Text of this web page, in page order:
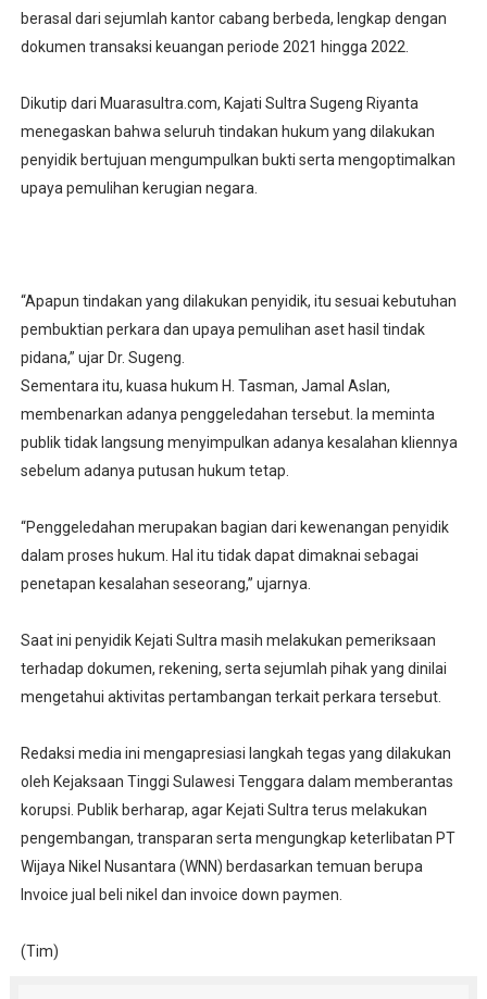
berasal dari sejumlah kantor cabang berbeda, lengkap dengan
dokumen transaksi keuangan periode 2021 hingga 2022.
Dikutip dari Muarasultra.com, Kajati Sultra Sugeng Riyanta
menegaskan bahwa seluruh tindakan hukum yang dilakukan
penyidik bertujuan mengumpulkan bukti serta mengoptimalkan
upaya pemulihan kerugian negara.
“Apapun tindakan yang dilakukan penyidik, itu sesuai kebutuhan
pembuktian perkara dan upaya pemulihan aset hasil tindak
pidana,” ujar Dr. Sugeng.
‎Sementara itu, kuasa hukum H. Tasman, Jamal Aslan,
membenarkan adanya penggeledahan tersebut. Ia meminta
publik tidak langsung menyimpulkan adanya kesalahan kliennya
sebelum adanya putusan hukum tetap.
‎“Penggeledahan merupakan bagian dari kewenangan penyidik
dalam proses hukum. Hal itu tidak dapat dimaknai sebagai
penetapan kesalahan seseorang,” ujarnya.
‎Saat ini penyidik Kejati Sultra masih melakukan pemeriksaan
terhadap dokumen, rekening, serta sejumlah pihak yang dinilai
mengetahui aktivitas pertambangan terkait perkara tersebut.
Redaksi media ini mengapresiasi langkah tegas yang dilakukan
oleh Kejaksaan Tinggi Sulawesi Tenggara dalam memberantas
korupsi. Publik berharap, agar Kejati Sultra terus melakukan
pengembangan, transparan serta mengungkap keterlibatan PT
Wijaya Nikel Nusantara (WNN) berdasarkan temuan berupa
Invoice jual beli nikel dan invoice down paymen.
(Tim)